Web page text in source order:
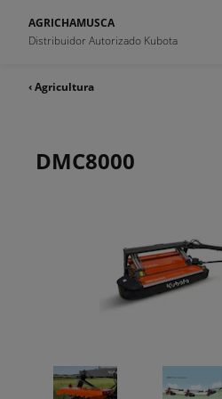
AGRICHAMUSCA
Distribuidor Autorizado Kubota
‹ Agricultura
DMC8000